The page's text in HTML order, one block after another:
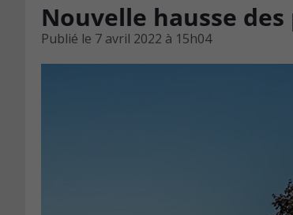
Nouvelle hausse
Publié le 7 avril 2022 à 15h04